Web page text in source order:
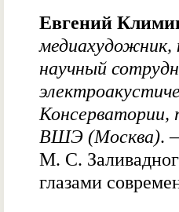
Евгений
медиахудожник,
научный
ВШЭ (Москва).
М. С.
глазами